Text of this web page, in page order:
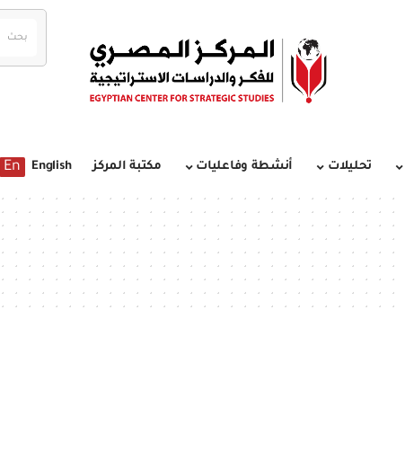
تحليلات أنشطة وفاعليات مكتبة المركز English
En